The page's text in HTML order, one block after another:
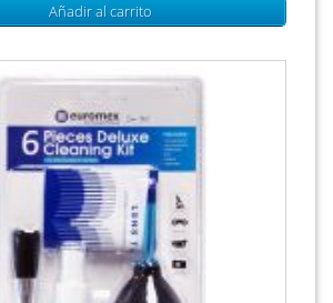
Añadir al carrito